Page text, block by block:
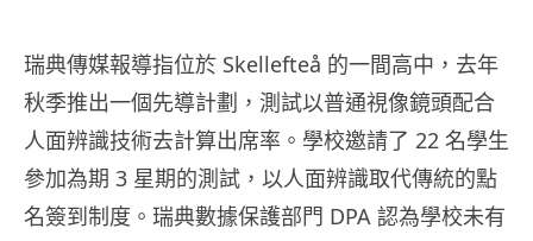
瑞典傳媒報導指位於 Skellefteå 的一間高中，去年
秋季推出一個先導計劃，測試以普通視像鏡頭配合
人面辨識技術去計算出席率。學校邀請了 22 名學生
參加為期 3 星期的測試，以人面辨識取代傳統的點
名簽到制度。瑞典數據保護部門 DPA 認為學校未有